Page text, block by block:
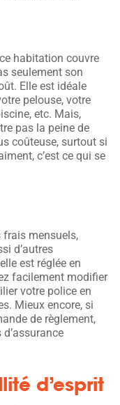
habitation couvre
seulement son
Elle est idéale
pelouse, votre
etc. Mais,
pas la peine de
coûteuse, surtout si
c’est ce qui se
frais mensuels,
d’autres
est réglée en
facilement modifier
votre police en
Mieux encore, si
de règlement,
d’esprit